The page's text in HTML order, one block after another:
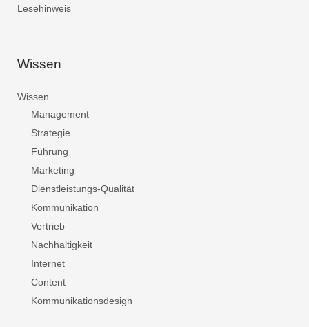
Lesehinweis
Wissen
Wissen
Management
Strategie
Führung
Marketing
Dienstleistungs-Qualität
Kommunikation
Vertrieb
Nachhaltigkeit
Internet
Content
Kommunikationsdesign